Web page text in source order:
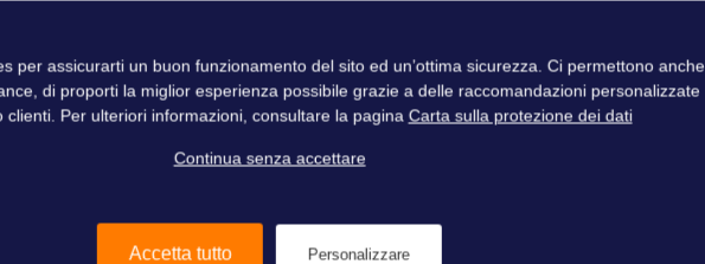
Trudesign
per assicurarti un buon funzionamento del sito ed un’ottima sicurezza. Ci permettono anche
di proporti la miglior esperienza possibile grazie a delle raccomandazioni personalizzate
clienti. Per ulteriori informazioni, consultare la pagina Carta sulla protezione dei dati
Continua senza accettare
Accetta tutto Personalizzare